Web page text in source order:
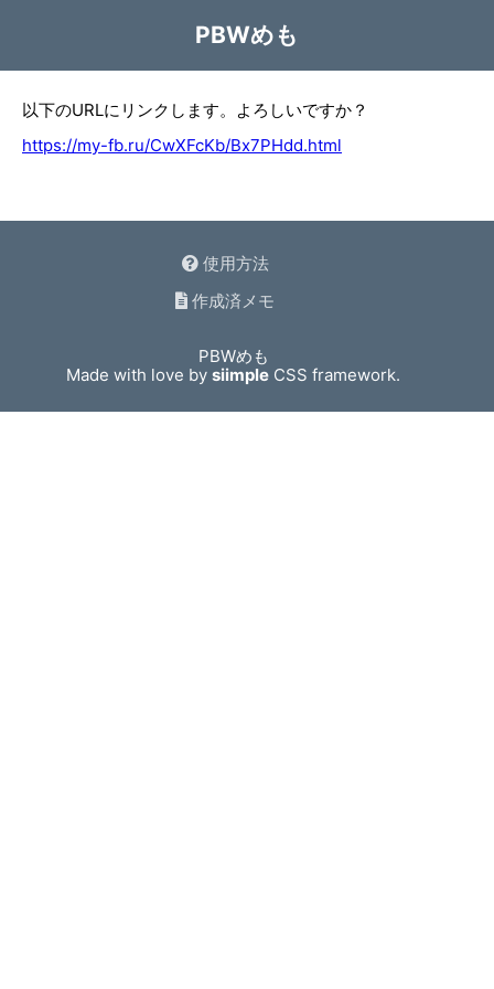
PBWめも
以下のURLにリンクします。よろしいですか？
https://my-fb.ru/CwXFcKb/Bx7PHdd.html
使用方法
作成済メモ
PBWめも
Made with love bysiimple CSS framework.